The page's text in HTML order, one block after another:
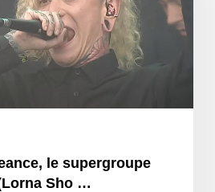
le supergroupe
Sho …